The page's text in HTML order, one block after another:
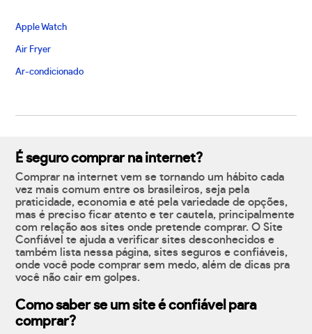
Apple Watch
Air Fryer
Ar-condicionado
É seguro comprar na internet?
Comprar na internet vem se tornando um hábito cada
vez mais comum entre os brasileiros, seja pela
praticidade, economia e até pela variedade de opções,
mas é preciso ficar atento e ter cautela, principalmente
com relação aos sites onde pretende comprar. O Site
Confiável te ajuda a verificar sites desconhecidos e
também lista nessa página, sites seguros e confiáveis,
onde você pode comprar sem medo, além de dicas pra
você não cair em golpes.
Como saber se um site é confiável para
comprar?